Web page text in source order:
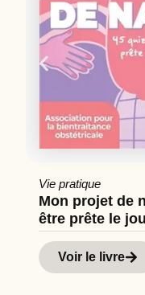
Vie pratique
Mon projet de
être prête le
Voir le livre